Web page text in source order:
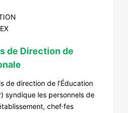
de Direction de
de direction de l’Éducation
syndique les personnels de
chef·fes